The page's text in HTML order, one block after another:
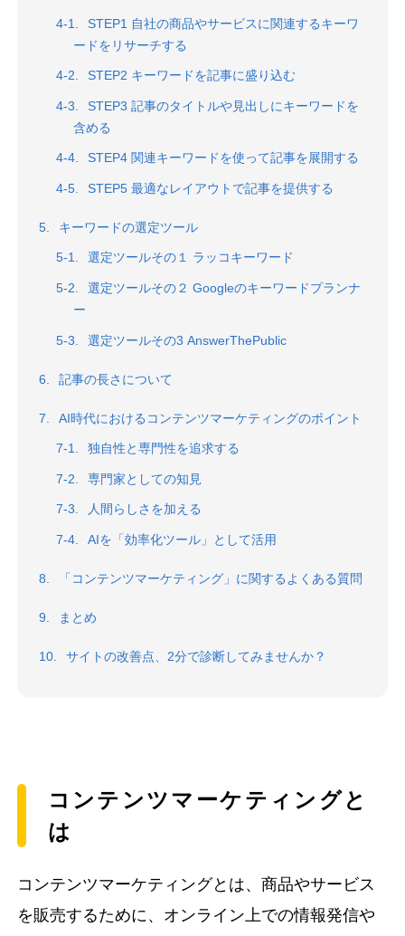
STEP1 自社の商品やサービスに関連するキーワ
ードをリサーチする
STEP2 キーワードを記事に盛り込む
STEP3 記事のタイトルや見出しにキーワードを
含める
STEP4 関連キーワードを使って記事を展開する
STEP5 最適なレイアウトで記事を提供する
キーワードの選定ツール
選定ツールその１ ラッコキーワード
選定ツールその２ Googleのキーワードプランナ
ー
選定ツールその3 AnswerThePublic
記事の長さについて
AI時代におけるコンテンツマーケティングのポイント
独自性と専門性を追求する
専門家としての知見
人間らしさを加える
AIを「効率化ツール」として活用
「コンテンツマーケティング」に関するよくある質問
まとめ
サイトの改善点、2分で診断してみませんか？
コンテンツマーケティングと
は
コンテンツマーケティングとは、商品やサービス
を販売するために、オンライン上での情報発信や